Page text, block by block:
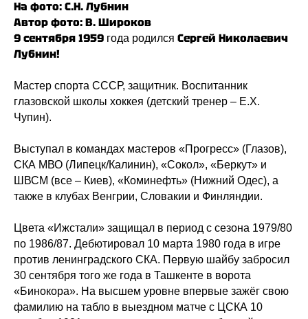
На фото: С.Н. Лубнин
Автор фото: В. Широков
9 сентября 1959 года родился Сергей Николаевич
Лубнин!
Мастер спорта СССР, защитник. Воспитанник
глазовской школы хоккея (детский тренер – Е.Х.
Чупин).
Выступал в командах мастеров «Прогресс» (Глазов),
СКА МВО (Липецк/Калинин), «Сокол», «Беркут» и
ШВСМ (все – Киев), «Коминефть» (Нижний Одес), а
также в клубах Венгрии, Словакии и Финляндии.
Цвета «Ижстали» защищал в период с сезона 1979/80
по 1986/87. Дебютировал 10 марта 1980 года в игре
против ленинградского СКА. Первую шайбу забросил
30 сентября того же года в Ташкенте в ворота
«Бинокора». На высшем уровне впервые зажёг свою
фамилию на табло в выездном матче с ЦСКА 10